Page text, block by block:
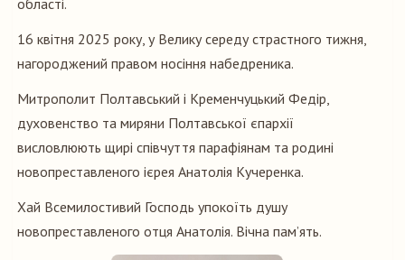
області.
16 квітня 2025 року, у Велику середу страстного тижня,
нагороджений правом носіння набедреника.
Митрополит Полтавський і Кременчуцький Федір,
духовенство та миряни Полтавської єпархії
висловлюють щирі співчуття парафіянам та родині
новопреставленого ієрея Анатолія Кучеренка.
Хай Всемилостивий Господь упокоїть душу
новопреставленого отця Анатолія. Вічна памʼять.